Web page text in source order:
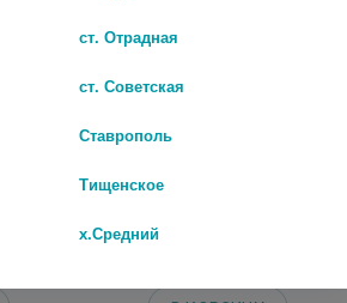
САЛОФАЛЬК 500МГ. №10
ст. Отрадная
ст. Советская
Ставрополь
Тищенское
х.Средний